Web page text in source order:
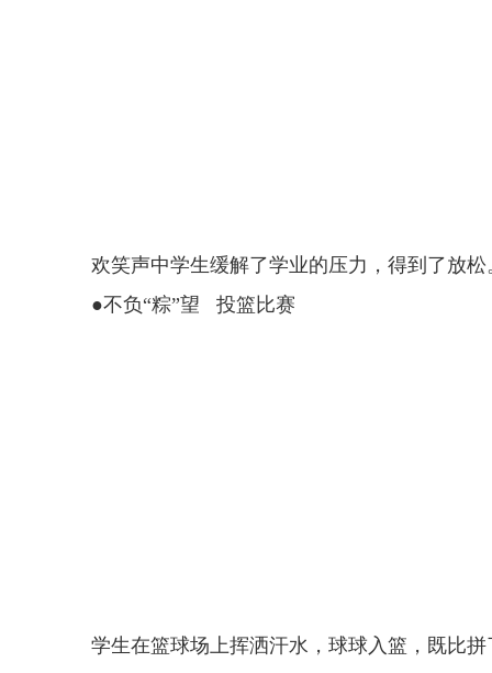
欢笑声中学生缓解了学业的压力，得到了放松
●不负“粽”望 投篮比赛
学生在篮球场上挥洒汗水，球球入篮，既比